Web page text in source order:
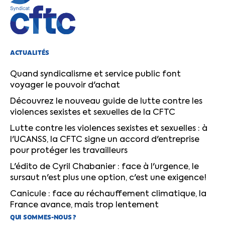
ACTUALITÉS
Quand syndicalisme et service public font
voyager le pouvoir d'achat
Découvrez le nouveau guide de lutte contre les
violences sexistes et sexuelles de la CFTC
Lutte contre les violences sexistes et sexuelles : à
l'UCANSS, la CFTC signe un accord d'entreprise
pour protéger les travailleurs
L'édito de Cyril Chabanier : face à l'urgence, le
sursaut n'est plus une option, c'est une exigence!
Canicule : face au réchauffement climatique, la
France avance, mais trop lentement
QUI SOMMES-NOUS ?